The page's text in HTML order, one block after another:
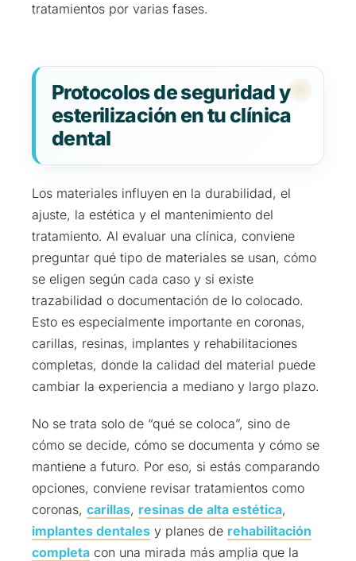
tratamientos por varias fases.
Protocolos de seguridad y
esterilización en tu clínica
dental
Los materiales influyen en la durabilidad, el
ajuste, la estética y el mantenimiento del
tratamiento. Al evaluar una clínica, conviene
preguntar qué tipo de materiales se usan, cómo
se eligen según cada caso y si existe
trazabilidad o documentación de lo colocado.
Esto es especialmente importante en coronas,
carillas, resinas, implantes y rehabilitaciones
completas, donde la calidad del material puede
cambiar la experiencia a mediano y largo plazo.
No se trata solo de “qué se coloca”, sino de
cómo se decide, cómo se documenta y cómo se
mantiene a futuro. Por eso, si estás comparando
opciones, conviene revisar tratamientos como
coronas, carillas, resinas de alta estética,
implantes dentales y planes de rehabilitación
completa con una mirada más amplia que la